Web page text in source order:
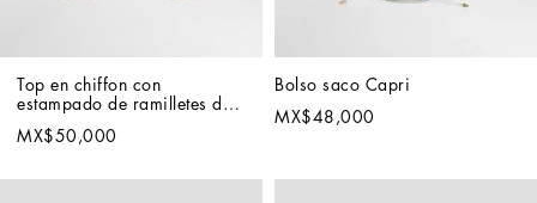
Top en chiffon con
estampado de ramilletes de
MX$50,000
Bolso saco Capri
MX$48,000